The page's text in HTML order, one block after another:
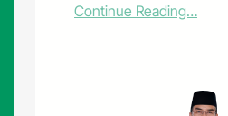
Continue Reading…:
b